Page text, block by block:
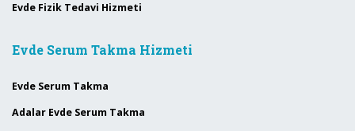
Evde Fizik Tedavi Hizmeti
Evde Serum Takma Hizmeti
Evde Serum Takma
Adalar Evde Serum Takma